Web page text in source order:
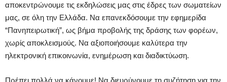
αποκεντρώνουμε τις εκδηλώσεις μας στις έδρες των σωματείων
μας, σε όλη την Ελλάδα. Να επανεκδόσουμε την εφημερίδα
“Πανηπειρωτική”, ως βήμα προβολής της δράσης των φορέων,
χωρίς αποκλεισμούς. Να αξιοποιήσουμε καλύτερα την
ηλεκτρονική επικοινωνία, ενημέρωση και διαδικτύωση.